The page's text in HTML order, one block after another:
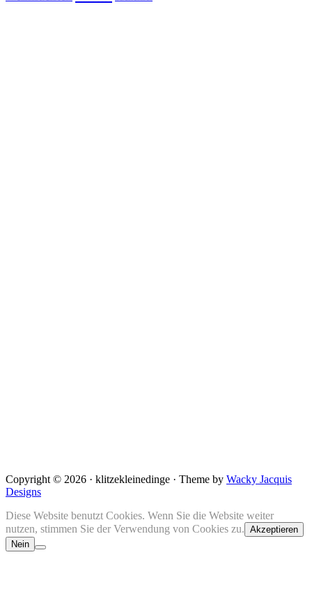
Copyright © 2026 · klitzekleinedinge · Theme by Wacky Jacquis
Designs
Diese Website benutzt Cookies. Wenn Sie die Website weiter
nutzen, stimmen Sie der Verwendung von Cookies zu. Akzeptieren
Nein